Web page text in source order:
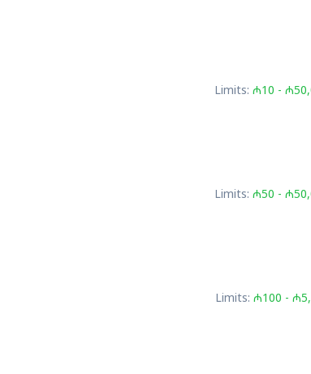
Limits: ₼10 -
Limits: ₼50 -
Limits: ₼100 -